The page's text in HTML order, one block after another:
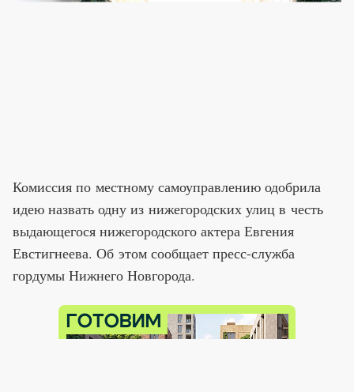
Комиссия по местному самоуправлению одобрила
идею назвать одну из нижегородских улиц в честь
выдающегося нижегородского актера Евгения
Евстигнеева. Об этом сообщает пресс-служба
гордумы Нижнего Новгорода.